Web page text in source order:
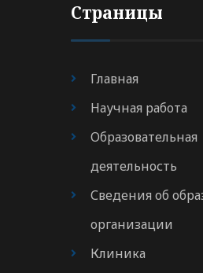
Страницы
Главная
Научная работа
Образовательная
деятельность
Сведения об
организации
Клиника